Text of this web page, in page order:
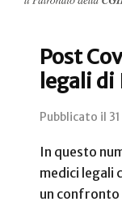
Post
legali di
Pubblicato il
In questo
medici legali
un confronto